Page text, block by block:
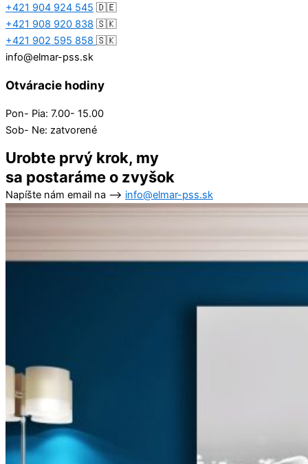
+421 904 924 545 🇩🇪
+421 908 920 838 🇸🇰
+421 902 595 858 🇸🇰
info@elmar-pss.sk
Otváracie hodiny
Pon- Pia: 7.00- 15.00
Sob- Ne: zatvorené
Urobte prvý krok, my
sa postaráme o zvyšok
Napíšte nám email na –> info@elmar-pss.sk